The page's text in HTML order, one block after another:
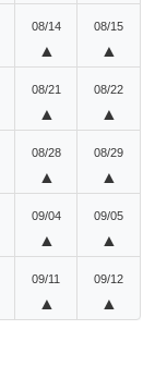
08/14
▲
08/15
▲
08/21
▲
08/22
▲
08/28
▲
08/29
▲
09/04
▲
09/05
▲
09/11
▲
09/12
▲